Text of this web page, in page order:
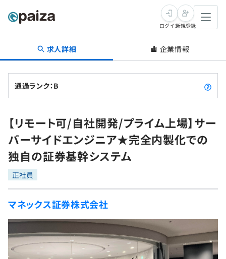
転職・キャリア
転職成功ガイド
転職エージェント
インタビュー
転職成功ガイド
新卒就活
求人検索
本選考
インターン
新卒エージェント
イベント・セミナー
学習
問題集
4択課題
ナレッジ
リファレンス
プログラミング言語
評価結果一覧
再チャレンジ結果一覧
ゲーム・マンガ
Tech Team Journal
paiza times
paizaとは？
ログイン新規登録
求人詳細 企業情報
通過ランク：B
【リモート可/自社開発/プライム上場】サー
バーサイドエンジニア★完全内製化での
独自の証券基幹システム
正社員
マネックス証券株式会社